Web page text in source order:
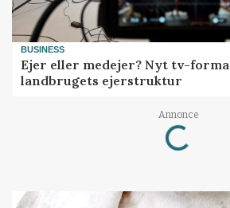
BUSINESS
Ejer eller medejer? Nyt tv-
landbrugets ejerstruktur
Annonce
Loading...